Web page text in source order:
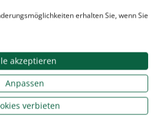
erhalten Sie, wenn Sie
akzeptieren
Anpassen
verbieten